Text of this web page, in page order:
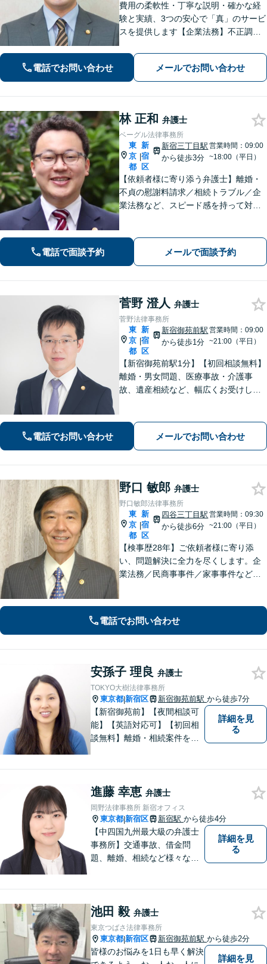
費用の柔軟性・丁寧な説明・確かな経
験と実績、3つの安心で「真」のサービ
スを提供します【企業法務】不正調
さい【刑事事件】即日接見対応。不起
訴・減刑に向けて、元検察官がトータ
ルサポートします【新宿三丁目駅3分】
電話でお問い合わせ メールでお問い合わせ
林 正和 弁護士
ベーグル法律事務所
東
京
都
|
新
宿
区
新宿三丁目駅
から徒歩3分
営業時間：09:00
~18:00（平日）
【依頼者様に寄り添う弁護士】離婚・
不貞の慰謝料請求／相続トラブル／企
業法務など、スピード感を持って対応
たします。お気軽にご相談ください
【完全個室で対応】【新宿駅徒歩7分】
電話で面談予約 メールで面談予約
菅野 澄人 弁護士
菅野法律事務所
東
京
都
|
新
宿
区
新宿御苑前駅
から徒歩1分
営業時間：09:00
~21:00（平日）
【新宿御苑前駅1分】【初回相談無料】
離婚・男女問題、医療事故・介護事
故、遺産相続など、幅広くお受けして
まず、ぜひご相談ください。【夜間・
休日対応可】【クレジットカード利用
電話でお問い合わせ メールでお問い合わせ
野口 敏郎 弁護士
野口敏郎法律事務所
東
京
都
|
新
宿
区
四谷三丁目駅
から徒歩6分
営業時間：09:30
~21:00（平日）
【検事歴28年】ご依頼者様に寄り添
い、問題解決に全力を尽くします。企
業法務／民商事事件／家事事件など、
考えています。
電話でお問い合わせ
安孫子 理良 弁護士
TOKYO大樹法律事務所
東京都|新宿区 新宿御苑前駅 から徒歩7分
【新宿御苑前】【夜間相談可
能】【英語対応可】【初回相
談無料】離婚・相続案件を中
ternational Inheritance）
詳細を見
る
進藤 幸恵 弁護士
岡野法律事務所 新宿オフィス
東京都|新宿区 新宿駅 から徒歩4分
【中四国九州最大級の弁護士
事務所】交通事故、借金問
題、離婚、相続など様々な問
い！
詳細を見
る
池田 毅 弁護士
東京つばさ法律事務所
東京都|新宿区 新宿御苑前駅 から徒歩2分
皆様のお悩みを1日も早く解決
詳細を見